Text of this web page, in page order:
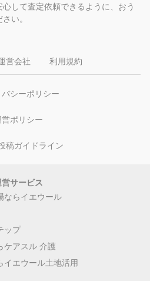
して査定依頼できるように、おう
い。
営会社 利用規約
シーポリシー
営ポリシー
稿ガイドライン
サービス
ならイエウール
ップ
ケアスル 介護
イエウール土地活用